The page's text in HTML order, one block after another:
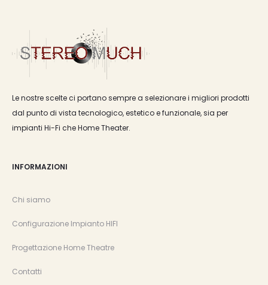
Le nostre scelte ci portano sempre a selezionare i migliori prodotti
dal punto di vista tecnologico, estetico e funzionale, sia per
impianti Hi-Fi che Home Theater.
INFORMAZIONI
Chi siamo
Configurazione Impianto HIFI
Progettazione Home Theatre
Contatti